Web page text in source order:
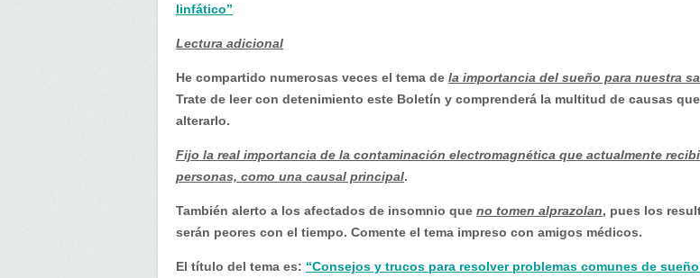
linfático”
Lectura adicional
He compartido numerosas veces el tema de la importancia del sueño para nuestra
Trate de leer con detenimiento este Boletín y comprenderá la multitud de causas
alterarlo.
Fijo la real importancia de la contaminación electromagnética que actualmente
personas, como una causal principal.
También alerto a los afectados de insomnio que no tomen alprazolan, pues los
serán peores con el tiempo. Comente el tema impreso con amigos médicos.
El título del tema es: “Consejos y trucos para resolver problemas comunes de